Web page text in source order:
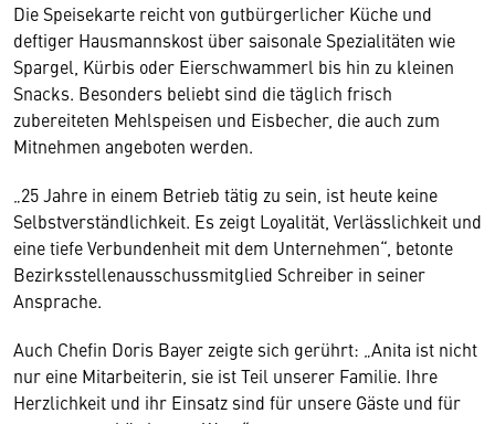
Die Speisekarte reicht von gutbürgerlicher Küche und
deftiger Hausmannskost über saisonale Spezialitäten wie
Spargel, Kürbis oder Eierschwammerl bis hin zu kleinen
Snacks. Besonders beliebt sind die täglich frisch
zubereiteten Mehlspeisen und Eisbecher, die auch zum
Mitnehmen angeboten werden.
„25 Jahre in einem Betrieb tätig zu sein, ist heute keine
Selbstverständlichkeit. Es zeigt Loyalität, Verlässlichkeit und
eine tiefe Verbundenheit mit dem Unternehmen“, betonte
Bezirksstellenausschussmitglied Schreiber in seiner
Ansprache.
Auch Chefin Doris Bayer zeigte sich gerührt: „Anita ist nicht
nur eine Mitarbeiterin, sie ist Teil unserer Familie. Ihre
Herzlichkeit und ihr Einsatz sind für unsere Gäste und für